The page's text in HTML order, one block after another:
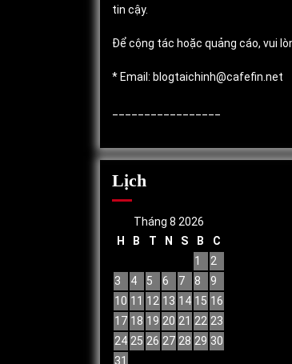
tin cậy.
Để cộng tác hoặc quảng cáo, vui
* Email: blogtaichinh@cafefin.net
Lịch
Tháng 8 2026
H
B T N S B
C
1
2
3
4 5 6 7 8
9
10 11 12 13 14 15 16
17 18 19 20 21 22 23
24 25 26 27 28 29 30
31